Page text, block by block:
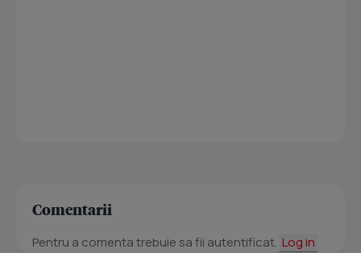
Comentarii
Pentru a comenta trebuie sa fii autentificat. Log in